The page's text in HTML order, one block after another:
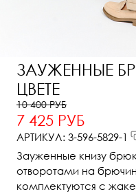
ЗАУЖЕННЫЕ
ЦВЕТЕ
10 400 РУБ
7 425 РУБ
АРТИКУЛ: 3-596-5829-1
Зауженные книзу
отворотами на
комплектуются с